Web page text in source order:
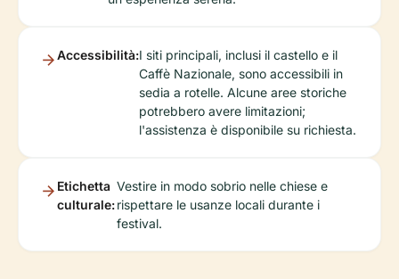
Accessibilità:I siti principali, inclusi il castello e il
Caffè Nazionale, sono accessibili in
sedia a rotelle. Alcune aree storiche
potrebbero avere limitazioni;
l'assistenza è disponibile su richiesta.
Etichetta
culturale:
Vestire in modo sobrio nelle chiese e
rispettare le usanze locali durante i
festival.